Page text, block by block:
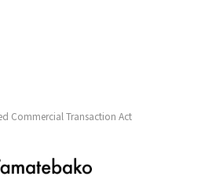
Commercial Transaction Act